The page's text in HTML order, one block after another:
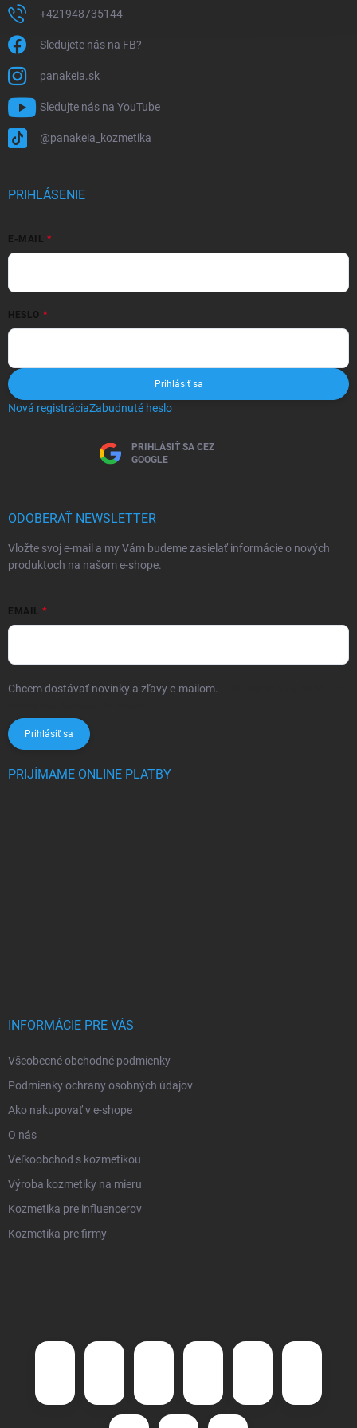
+421948735144
Sledujete nás na FB?
panakeia.sk
Sledujte nás na YouTube
@panakeia_kozmetika
PRIHLÁSENIE
E-MAIL
HESLO
Prihlásiť sa
Nová registráciaZabudnuté heslo
PRIHLÁSIŤ SA CEZ
GOOGLE
ODOBERAŤ NEWSLETTER
Vložte svoj e-mail a my Vám budeme zasielať informácie o nových
produktoch na našom e-shope.
EMAIL
Chcem dostávať novinky a zľavy e-mailom.
Prihlásiť sa
PRIJÍMAME ONLINE PLATBY
INFORMÁCIE PRE VÁS
Všeobecné obchodné podmienky
Podmienky ochrany osobných údajov
Ako nakupovať v e-shope
O nás
Veľkoobchod s kozmetikou
Výroba kozmetiky na mieru
Kozmetika pre influencerov
Kozmetika pre firmy